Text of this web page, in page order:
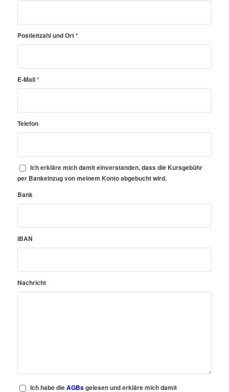
Postleitzahl und Ort*
E-Mail*
Telefon
Ich erkläre mich damit einverstanden, dass die Kursgebühr
per Bankeinzug von meinem Konto abgebucht wird.
Bank
IBAN
Nachricht
Ich habe dieAGBsgelesen und erkläre mich damit